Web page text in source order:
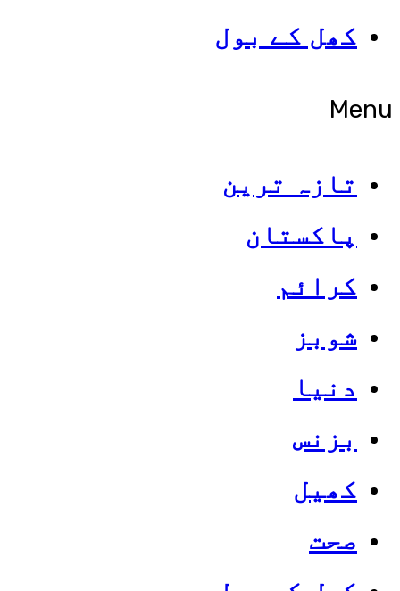
کھل کے بول
Menu
تازہ ترین
پاکستان
کرائم
شوبز
دنیا
بزنس
کھیل
صحت